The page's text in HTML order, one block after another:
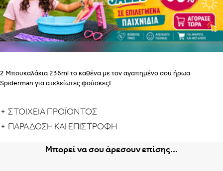
2 Μπουκαλάκια 236ml το καθένα με τον αγαπημένο σου ήρωα
Spiderman για ατελείωτες φούσκες!
ΣΤΟΙΧΕΙΑ ΠΡΟΪΟΝΤΟΣ
ΠΑΡΆΔΟΣΗ ΚΑΙ ΕΠΙΣΤΡΟΦΉ
Μπορεί να σου άρεσουν επίσης...